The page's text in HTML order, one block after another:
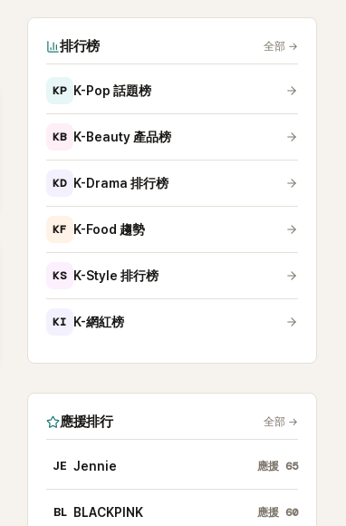
排行榜 全部 →
KP K-Pop 話題榜
KB K-Beauty 產品榜
KD K-Drama 排行榜
KF K-Food 趨勢
KS K-Style 排行榜
KI K-網紅榜
應援排行 全部 →
JE Jennie 應援 65
BL BLACKPINK 應援 60